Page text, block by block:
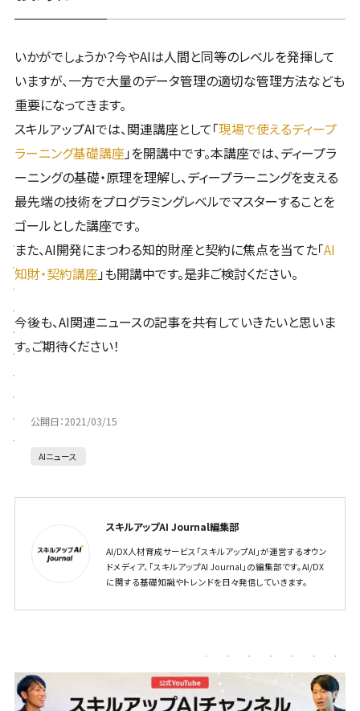
いかがでしょうか？今やAIは人間と同等のレベルを発揮して
いますが、一方で大量のデータ管理の適切な管理方法なども
重要になってきます。
スキルアップAIでは、関連講座として「現場で使えるディープ
ラーニング基礎講座」を開講中です。本講座では、ディープラ
ーニングの基礎・原理を理解し、ディープラーニングを支える
最先端の技術をプログラミングレベルでマスターすることを
ゴールとした講座です。
また、AI開発にまつわる知的財産と契約に焦点を当てた「AI
知財・契約講座」も開講中です。是非ご検討ください。
今後も、AI関連ニュースの記事を共有していきたいと思いま
す。ご期待ください！
公開日：2021/03/15
AIニュース
スキルアップAI Journal編集部
AI/DX人材育成サービス「スキルアップAI」が運営するオウン
ドメディア、「スキルアップAI Journal」の編集部です。AI/DX
に関する基礎知識やトレンドを日々発信していきます。